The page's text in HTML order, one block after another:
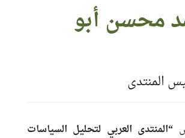
https://www.facebook.com/
ـ الفارسية ـ الإسبانية
محسن أبو
المنتدى
“المنتدى العربي لتحليل السياسات